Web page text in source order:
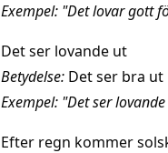
Exempel: "Det lovar gott
Det ser lovande ut
Betydelse: Det ser bra ut
Exempel: "Det ser
Efter regn kommer